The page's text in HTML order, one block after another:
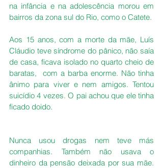
na infância e na adolescência morou em
bairros da zona sul do Rio, como o Catete.
Aos 15 anos, com a morte da mãe, Luís
Cláudio teve síndrome do pânico, não saía
de casa, ficava isolado no quarto cheio de
baratas,  com a barba enorme. Não tinha
ânimo para viver e nem amigos. Tentou
suicídio 4 vezes. O pai achou que ele tinha
ficado doido.
Nunca usou drogas nem teve más
companhias. Também não usava o
dinheiro da pensão deixada por sua mãe.